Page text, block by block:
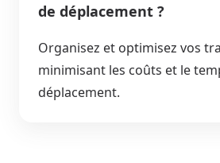
de déplacement ?
Organisez et optimisez vos
minimisant les coûts et le
déplacement.